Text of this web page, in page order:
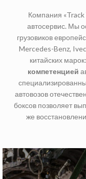
Компания «Track
автосервис. Мы
грузовиков
Mercedes-Benz,
китайских
компетенцией
автовозов
боксов позволяет
же